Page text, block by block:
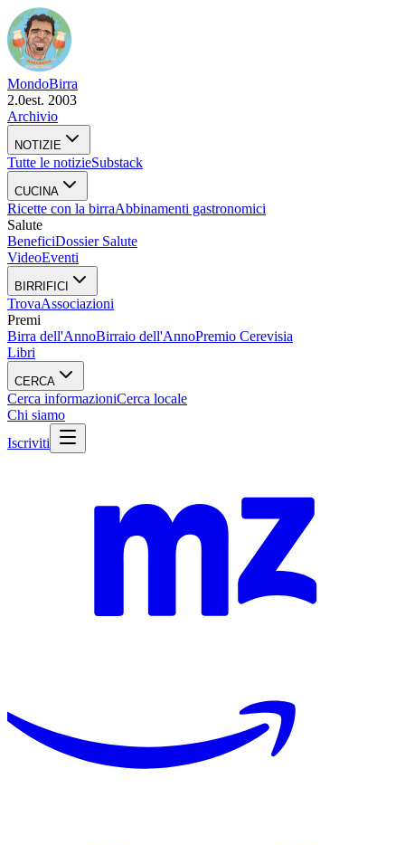
MondoBirra
2.0est. 2003
Archivio
NOTIZIE
Tutte le notizieSubstack
CUCINA
Ricette con la birraAbbinamenti gastronomici
Salute
BeneficiDossier Salute
VideoEventi
BIRRIFICI
TrovaAssociazioni
Premi
Birra dell'AnnoBirraio dell'AnnoPremio Cerevisia
Libri
CERCA
Cerca informazioniCerca locale
Chi siamo
Iscriviti